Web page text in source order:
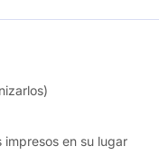
impresos en su lugar